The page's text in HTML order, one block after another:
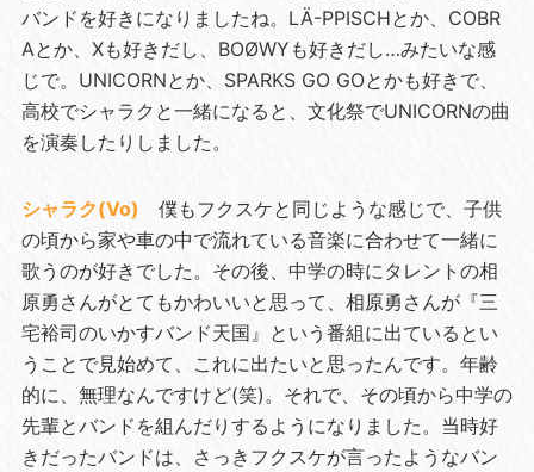
バンドを好きになりましたね。LÄ-PPISCHとか、COBR
Aとか、Xも好きだし、BOØWYも好きだし…みたいな感
じで。UNICORNとか、SPARKS GO GOとかも好きで、
高校でシャラクと一緒になると、文化祭でUNICORNの曲
を演奏したりしました。
シャラク(Vo)
僕もフクスケと同じような感じで、子供
の頃から家や車の中で流れている音楽に合わせて一緒に
歌うのが好きでした。その後、中学の時にタレントの相
原勇さんがとてもかわいいと思って、相原勇さんが『三
宅裕司のいかすバンド天国』という番組に出ているとい
うことで見始めて、これに出たいと思ったんです。年齢
的に、無理なんですけど(笑)。それで、その頃から中学の
先輩とバンドを組んだりするようになりました。当時好
きだったバンドは、さっきフクスケが言ったようなバン